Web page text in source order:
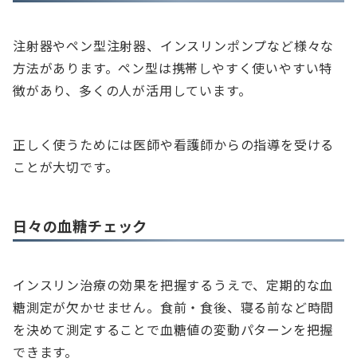
注射器やペン型注射器、インスリンポンプなど様々な
方法があります。ペン型は携帯しやすく使いやすい特
徴があり、多くの人が活用しています。
正しく使うためには医師や看護師からの指導を受ける
ことが大切です。
日々の血糖チェック
インスリン治療の効果を把握するうえで、定期的な血
糖測定が欠かせません。食前・食後、寝る前など時間
を決めて測定することで血糖値の変動パターンを把握
できます。